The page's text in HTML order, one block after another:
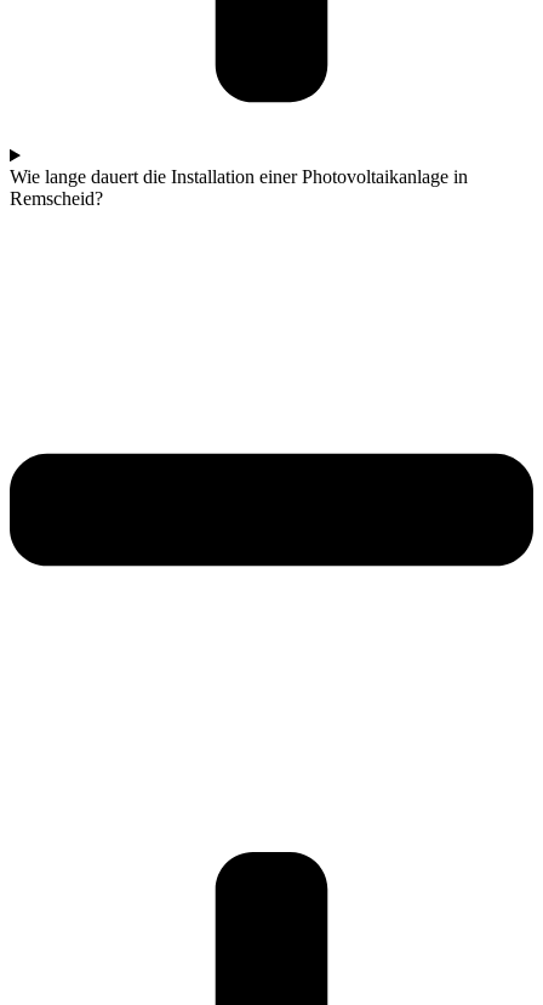
Wie lange dauert die Installation einer Photovoltaikanlage in
Remscheid?